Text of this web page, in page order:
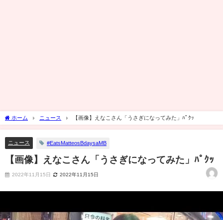
ホーム ニュース 【画像】えなこさん「うさぎになってみた」ﾊﾟｸｯ
ニュース #EatsMatteosBdaysaMB
【画像】えなこさん「うさぎになってみた」ﾊﾟｸｯ
2022年11月15日 2022年11月15日